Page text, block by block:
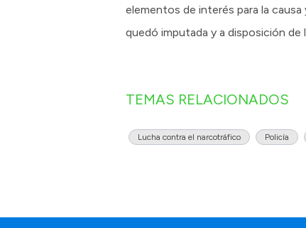
elementos de interés para la
quedó imputada y a disposición de
TEMAS RELACIONADOS
Lucha contra el narcotráfico Policía